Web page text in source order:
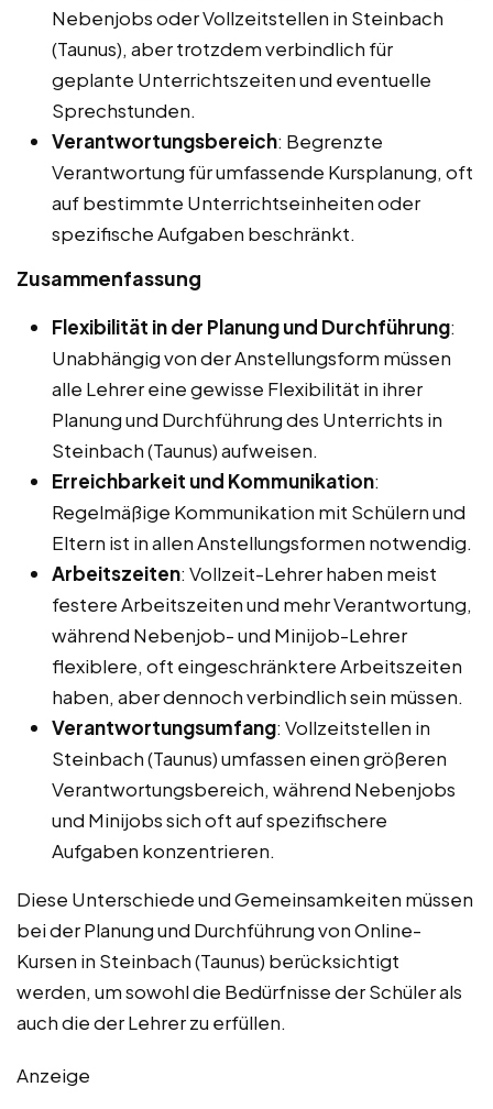
Nebenjobs oder Vollzeitstellen in Steinbach
(Taunus), aber trotzdem verbindlich für
geplante Unterrichtszeiten und eventuelle
Sprechstunden.
Verantwortungsbereich: Begrenzte
Verantwortung für umfassende Kursplanung, oft
auf bestimmte Unterrichtseinheiten oder
spezifische Aufgaben beschränkt.
Zusammenfassung
Flexibilität in der Planung und Durchführung:
Unabhängig von der Anstellungsform müssen
alle Lehrer eine gewisse Flexibilität in ihrer
Planung und Durchführung des Unterrichts in
Steinbach (Taunus) aufweisen.
Erreichbarkeit und Kommunikation:
Regelmäßige Kommunikation mit Schülern und
Eltern ist in allen Anstellungsformen notwendig.
Arbeitszeiten: Vollzeit-Lehrer haben meist
festere Arbeitszeiten und mehr Verantwortung,
während Nebenjob- und Minijob-Lehrer
flexiblere, oft eingeschränktere Arbeitszeiten
haben, aber dennoch verbindlich sein müssen.
Verantwortungsumfang: Vollzeitstellen in
Steinbach (Taunus) umfassen einen größeren
Verantwortungsbereich, während Nebenjobs
und Minijobs sich oft auf spezifischere
Aufgaben konzentrieren.
Diese Unterschiede und Gemeinsamkeiten müssen
bei der Planung und Durchführung von Online-
Kursen in Steinbach (Taunus) berücksichtigt
werden, um sowohl die Bedürfnisse der Schüler als
auch die der Lehrer zu erfüllen.
Anzeige